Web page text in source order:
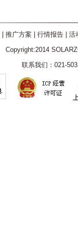
推广方案 行情报告| 活
Copyright:2014
联系我们：021-